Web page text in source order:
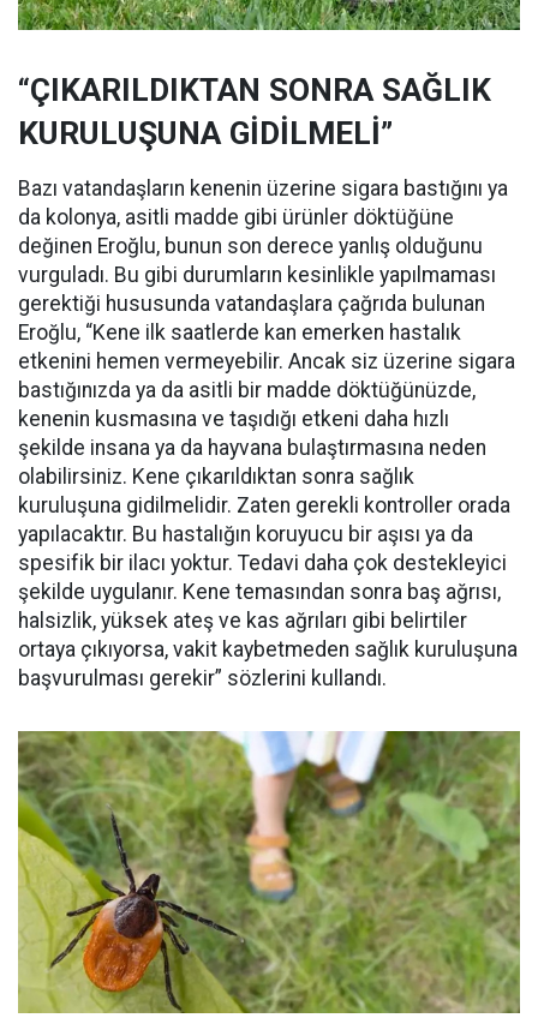
“ÇIKARILDIKTAN SONRA SAĞLIK
KURULUŞUNA GİDİLMELİ”
Bazı vatandaşların kenenin üzerine sigara bastığını ya
da kolonya, asitli madde gibi ürünler döktüğüne
değinen Eroğlu, bunun son derece yanlış olduğunu
vurguladı. Bu gibi durumların kesinlikle yapılmaması
gerektiği hususunda vatandaşlara çağrıda bulunan
Eroğlu, “Kene ilk saatlerde kan emerken hastalık
etkenini hemen vermeyebilir. Ancak siz üzerine sigara
bastığınızda ya da asitli bir madde döktüğünüzde,
kenenin kusmasına ve taşıdığı etkeni daha hızlı
şekilde insana ya da hayvana bulaştırmasına neden
olabilirsiniz. Kene çıkarıldıktan sonra sağlık
kuruluşuna gidilmelidir. Zaten gerekli kontroller orada
yapılacaktır. Bu hastalığın koruyucu bir aşısı ya da
spesifik bir ilacı yoktur. Tedavi daha çok destekleyici
şekilde uygulanır. Kene temasından sonra baş ağrısı,
halsizlik, yüksek ateş ve kas ağrıları gibi belirtiler
ortaya çıkıyorsa, vakit kaybetmeden sağlık kuruluşuna
başvurulması gerekir” sözlerini kullandı.